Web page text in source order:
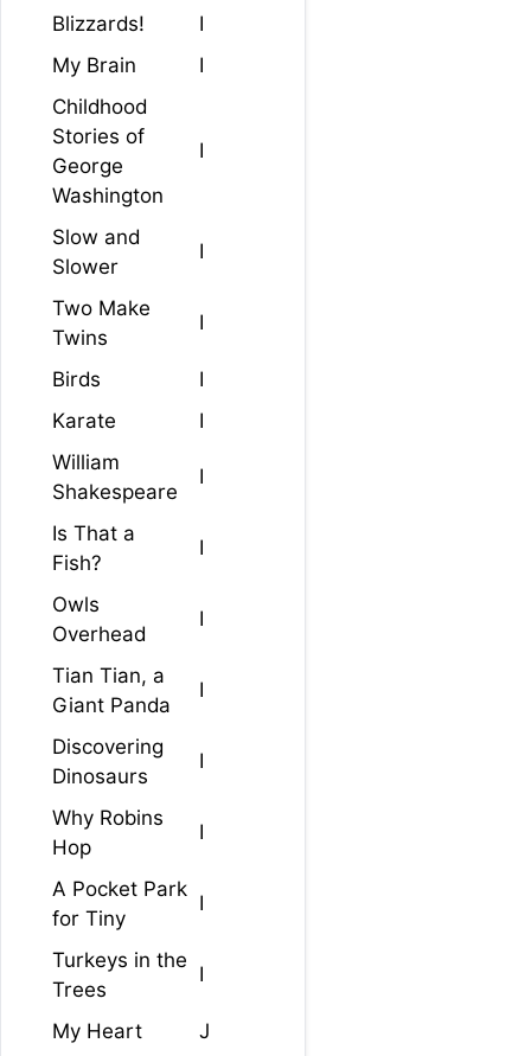
Blizzards!
I
My Brain
I
Childhood
Stories of
George
Washington
I
Slow and
Slower
I
Two Make
Twins
I
Birds
I
Karate
I
William
Shakespeare
I
Is That a
Fish?
I
Owls
Overhead
I
Tian Tian, a
Giant Panda
I
Discovering
Dinosaurs
I
Why Robins
Hop
I
A Pocket Park
for Tiny
I
Turkeys in the
Trees
I
My Heart
J